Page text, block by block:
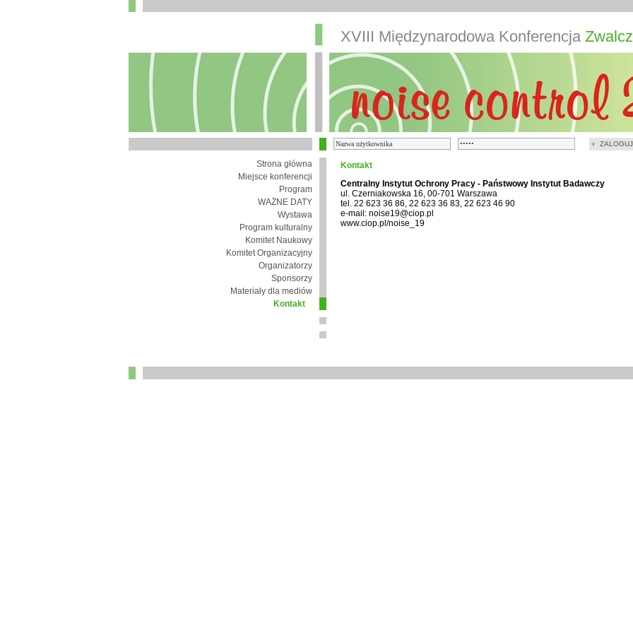
ZALOGUJ
XVIII Międzynarodowa Konferencja
Strona główna
Miejsce konferencji
Program
WAŻNE DATY
Wystawa
Program kulturalny
Komitet Naukowy
Komitet Organizacyjny
Organizatorzy
Sponsorzy
Materiały dla mediów
Kontakt
Kontakt
Centralny Instytut Ochrony Pracy - Państwowy Instytut Badawczy
ul. Czerniakowska 16, 00-701 Warszawa
tel. 22 623 36 86, 22 623 36 83, 22 623 46 90
e-mail: noise19@ciop.pl
www.ciop.pl/noise_19